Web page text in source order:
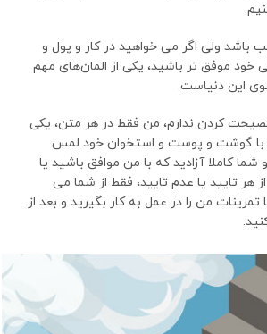
ولی اگر می خواهید در کار و پول و
خود موفق تر باشید، یکی از المان‌های مهم
این دنیاست.
کردن ندارم، من فقط در هر متن، یکی
با گوشت و پوست و استخوان خود لمس
کاملا آزادید که با من موافق باشید یا
از هر تایید یا عدم تایید، فقط از شما می
من را در عمل به کار بگیرید و بعد از